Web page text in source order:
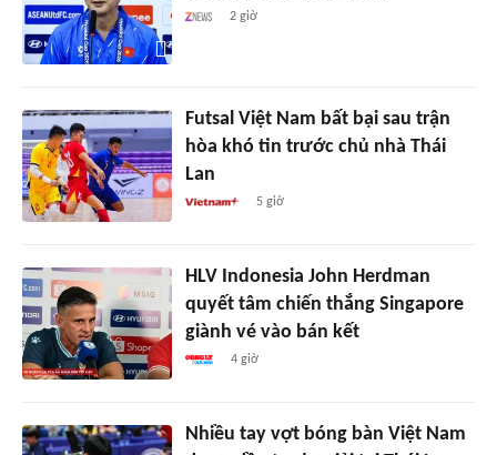
2 giờ
Futsal Việt Nam bất bại sau trận
hòa khó tin trước chủ nhà Thái
Lan
5 giờ
HLV Indonesia John Herdman
quyết tâm chiến thắng Singapore
giành vé vào bán kết
4 giờ
Nhiều tay vợt bóng bàn Việt Nam